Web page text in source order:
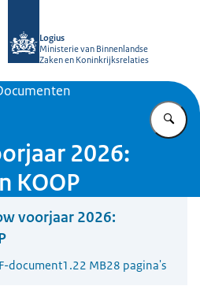
Logius
Ministerie van Binnenlandse
Zaken en Koninkrijksrelaties
2026:
KOOP
voorjaar 2026:
document1.22 MB28 pagina's